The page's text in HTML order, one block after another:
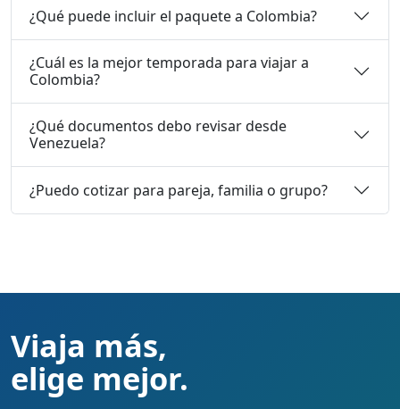
¿Qué puede incluir el paquete a Colombia?
¿Cuál es la mejor temporada para viajar a
Colombia?
¿Qué documentos debo revisar desde
Venezuela?
¿Puedo cotizar para pareja, familia o grupo?
Viaja más,
elige mejor.